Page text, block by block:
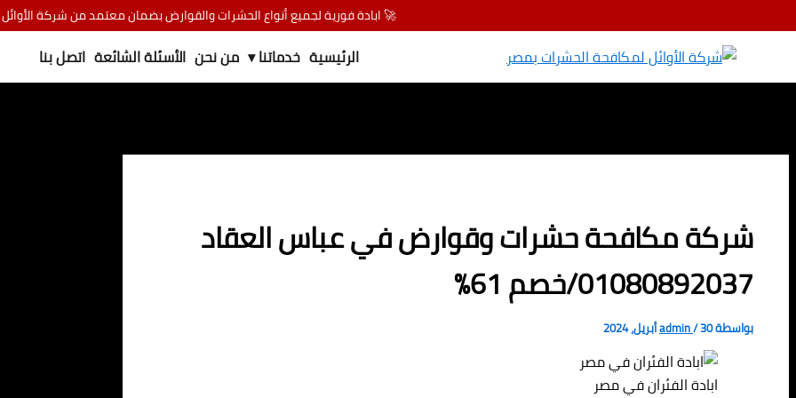
🚀 ابادة فورية لجميع أنواع الحشرات والقوارض بضمان معتمد من شركة الأوائل
الرئيسية خدماتنا ▾ من نحن الأسئلة الشائعة اتصل بنا
شركة مكافحة حشرات وقوارض في عباس العقاد
01080892037/خصم 61%
بواسطة admin/30 أبريل، 2024
ابادة الفئران في مصر